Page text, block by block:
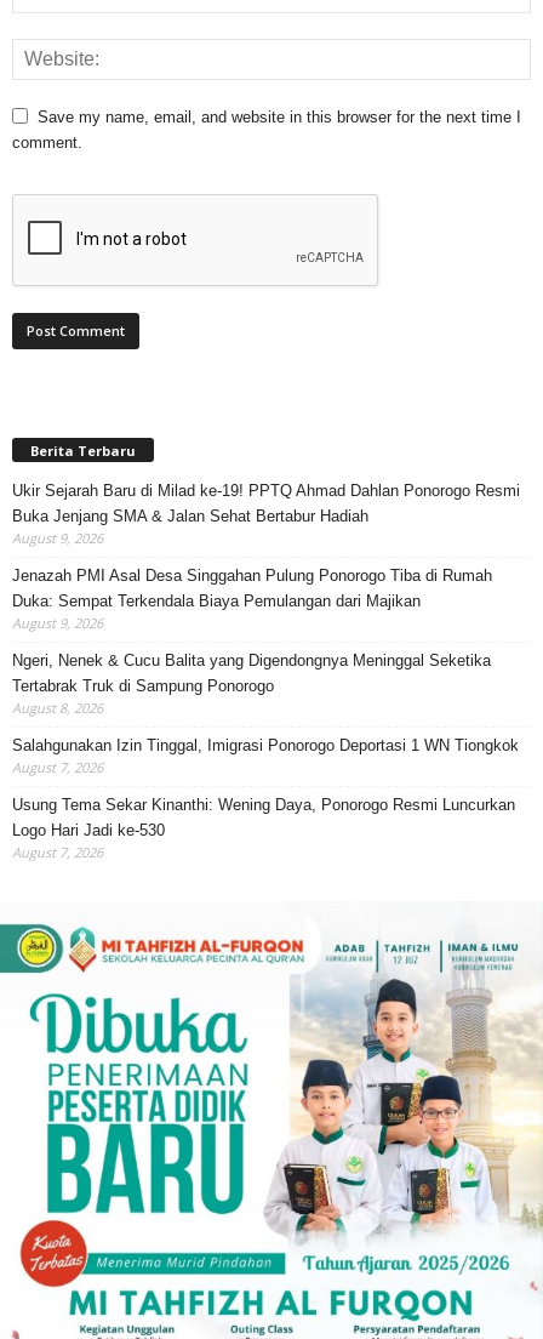
Save my name, email, and website in this browser for the next time I
comment.
Berita Terbaru
Ukir Sejarah Baru di Milad ke-19! PPTQ Ahmad Dahlan Ponorogo Resmi
Buka Jenjang SMA & Jalan Sehat Bertabur Hadiah
August 9, 2026
Jenazah PMI Asal Desa Singgahan Pulung Ponorogo Tiba di Rumah
Duka: Sempat Terkendala Biaya Pemulangan dari Majikan
August 9, 2026
Ngeri, Nenek & Cucu Balita yang Digendongnya Meninggal Seketika
Tertabrak Truk di Sampung Ponorogo
August 8, 2026
Salahgunakan Izin Tinggal, Imigrasi Ponorogo Deportasi 1 WN Tiongkok
August 7, 2026
Usung Tema Sekar Kinanthi: Wening Daya, Ponorogo Resmi Luncurkan
Logo Hari Jadi ke-530
August 7, 2026